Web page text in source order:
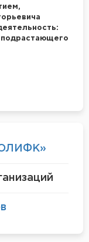
подрастающего